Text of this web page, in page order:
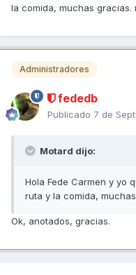
la comida, muchas gracias.
Administradores
fededb
Publicado 7 de
Motard dijo:
Hola Fede Carmen y yo
ruta y la comida, muchas
Ok, anotados, gracias.